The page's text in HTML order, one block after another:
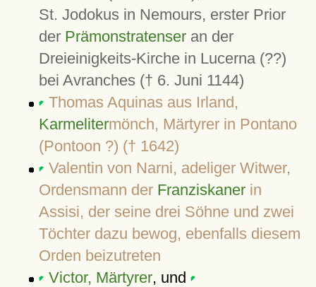
St. Jodokus in Nemours, erster Prior
der Prämonstratenseran der
Dreieinigkeits-Kirche in Lucerna (??)
bei Avranches († 6. Juni 1144)
Thomas Aquinas aus Irland,
Karmelitermönch, Märtyrer in Pontano
(Pontoon ?) († 1642)
Valentin von Narni, adeliger Witwer,
Ordensmann der Franziskanerin
Assisi, der seine drei Söhne und zwei
Töchter dazu bewog, ebenfalls diesem
Orden beizutreten
Victor, Märtyrer, und